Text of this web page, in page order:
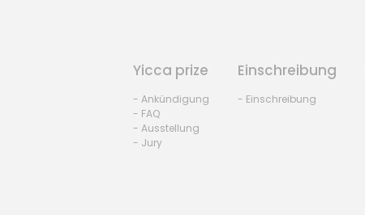
Yicca prize
- Ankündigung
- FAQ
- Ausstellung
- Jury
Einschreibung
- Einschreibung